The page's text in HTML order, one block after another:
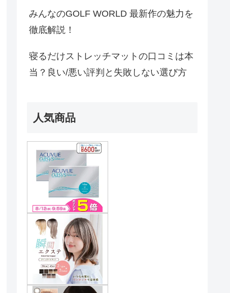
みんなのGOLF WORLD 最新作の魅力を
徹底解説！
寝るだけストレッチマットの口コミは本
当？良い/悪い評判と失敗しない選び方
人気商品